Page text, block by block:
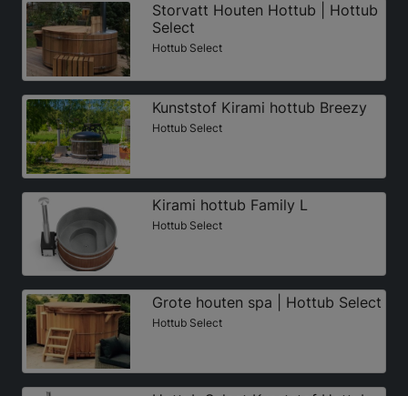
Storvatt Houten Hottub | Hottub
Select
Hottub Select
Kunststof Kirami hottub Breezy
Hottub Select
Kirami hottub Family L
Hottub Select
Grote houten spa | Hottub Select
Hottub Select